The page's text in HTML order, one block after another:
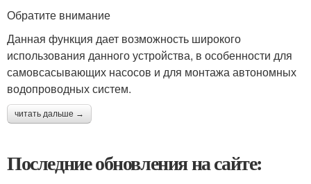
Обратите внимание
Данная функция дает возможность широкого
использования данного устройства, в особенности для
самовсасывающих насосов и для монтажа автономных
водопроводных систем.
читать дальше →
Последние обновления на сайте: